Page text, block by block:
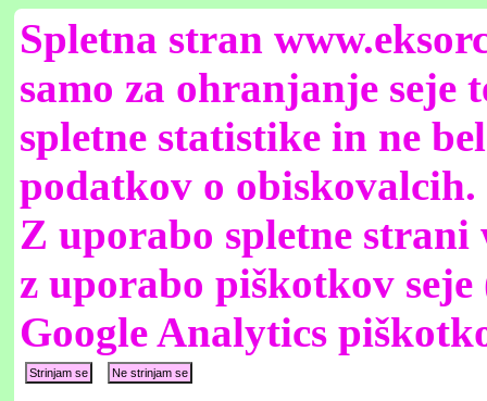
Spletna stran
samo za ohranjanje seje
spletne statistike in ne
podatkov o obiskovalcih.
Z uporabo spletne strani
z uporabo piškotkov seje
Google Analytics